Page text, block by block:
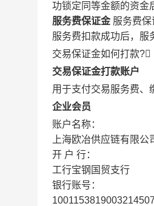
功锁定同等金额的资金
服务费保证金 服务费
服务费扣款成功后，服
交易保证金如何打款?
交易保证金打款账户
用于支付交易服务费、
企业会员
账户名称：
上海欧冶供应链有限公
开 户 行：
工行宝钢国贸支行
银行账号：
1001153819003214507